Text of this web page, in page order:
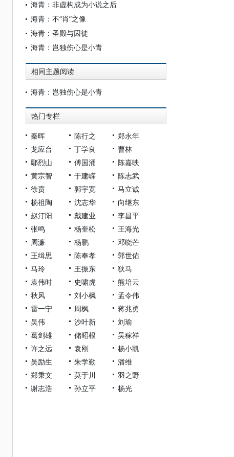
海青：非虚构成为小说之后
海青：不“肖”之像
海青：圣殿与囚徒
海青：岂独伤心是小青
相同主题阅读
海青：岂独伤心是小青
热门专栏
秦晖 陈行之
郑永年
龙应台
丁学良
曹林
鄢烈山
傅国涌
陈嘉映
黄宗智
于建嵘
陈志武
徐贲
郭宇宽
马立诚
杨祖陶
沈志华
向继东
赵汀阳
戴建业
李昌平
张鸣
杨奎松
王海光
周濂
杨鹏
邓晓芒
王缉思
陈奉孝
郭世佑
马玲
王振东
狄马
袁伟时
史啸虎
熊培云
秋风
刘小枫
孟令伟
雷一宁
周枫
蒋兆勇
吴伟
沙叶新
刘瑜
葛剑雄
储昭根
吴稼祥
许之远
袁刚
杨小凯
吴励生
朱学勤
潘维
郑秉文
莫于川
羽之野
谢志浩
孙立平 杨光